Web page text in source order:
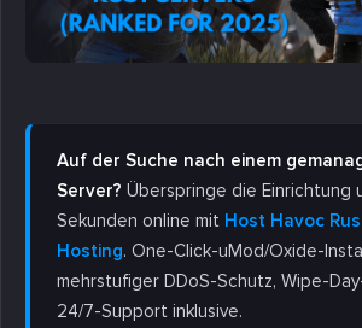
Auf der Suche nach einem
Server? Überspringe die Einrichtung
Sekunden online mit Host Havoc
Hosting. One-Click-uMod/Oxide-
mehrstufiger DDoS-Schutz, Wipe-
24/7-Support inklusive.